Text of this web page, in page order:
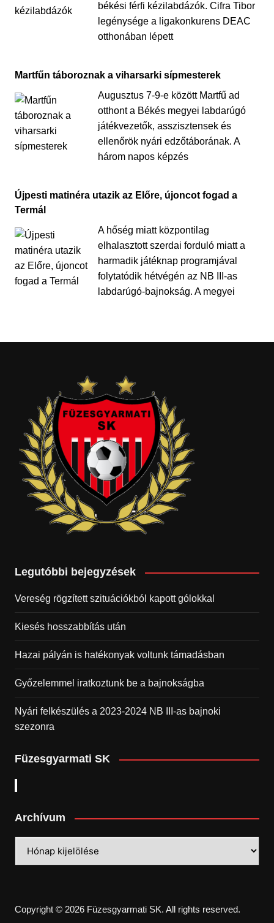
békési férfi kézilabdázók. Cifra Tibor
legénysége a ligakonkurens DEAC
otthonában lépett
Martfűn táboroznak a viharsarki sípmesterek
Augusztus 7-9-e között Martfű ad
otthont a Békés megyei labdarúgó
játékvezetők, asszisztensek és
ellenőrök nyári edzőtáborának. A
három napos képzés
Újpesti matinéra utazik az Előre, újoncot fogad a
Termál
A hőség miatt központilag
elhalasztott szerdai forduló miatt a
harmadik játéknap programjával
folytatódik hétvégén az NB III-as
labdarúgó-bajnokság. A megyei
Legutóbbi bejegyzések
Vereség rögzített szituációkból kapott gólokkal
Kiesés hosszabbítás után
Hazai pályán is hatékonyak voltunk támadásban
Győzelemmel iratkoztunk be a bajnokságba
Nyári felkészülés a 2023-2024 NB III-as bajnoki
szezonra
Füzesgyarmati SK
Archívum
Copyright © 2026 Füzesgyarmati SK. All rights reserved.